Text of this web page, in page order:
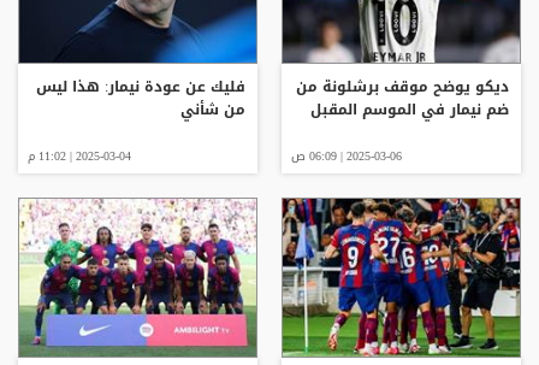
ديكو يوضح موقف برشلونة من
ضم نيمار في الموسم المقبل
2025-03-06 | 06:09 ص
فليك عن عودة نيمار: هذا ليس
من شأني
2025-03-04 | 11:02 م